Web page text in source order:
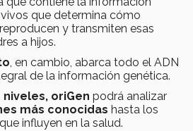
que determina cómo
y transmiten esas
a hijos.
, en cambio, abarca todo el ADN
de la información genética.
oriGen podrá analizar
más conocidas hasta los
influyen en la salud.